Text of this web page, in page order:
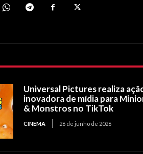
Universal Pictures realiza
inovadora de mídia para
& Monstros no TikTok
CINEMA 26 de junho de 2026